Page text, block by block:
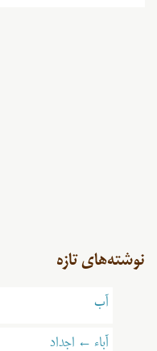
نوشته‌های تازه
آب
آباء ← اجداد